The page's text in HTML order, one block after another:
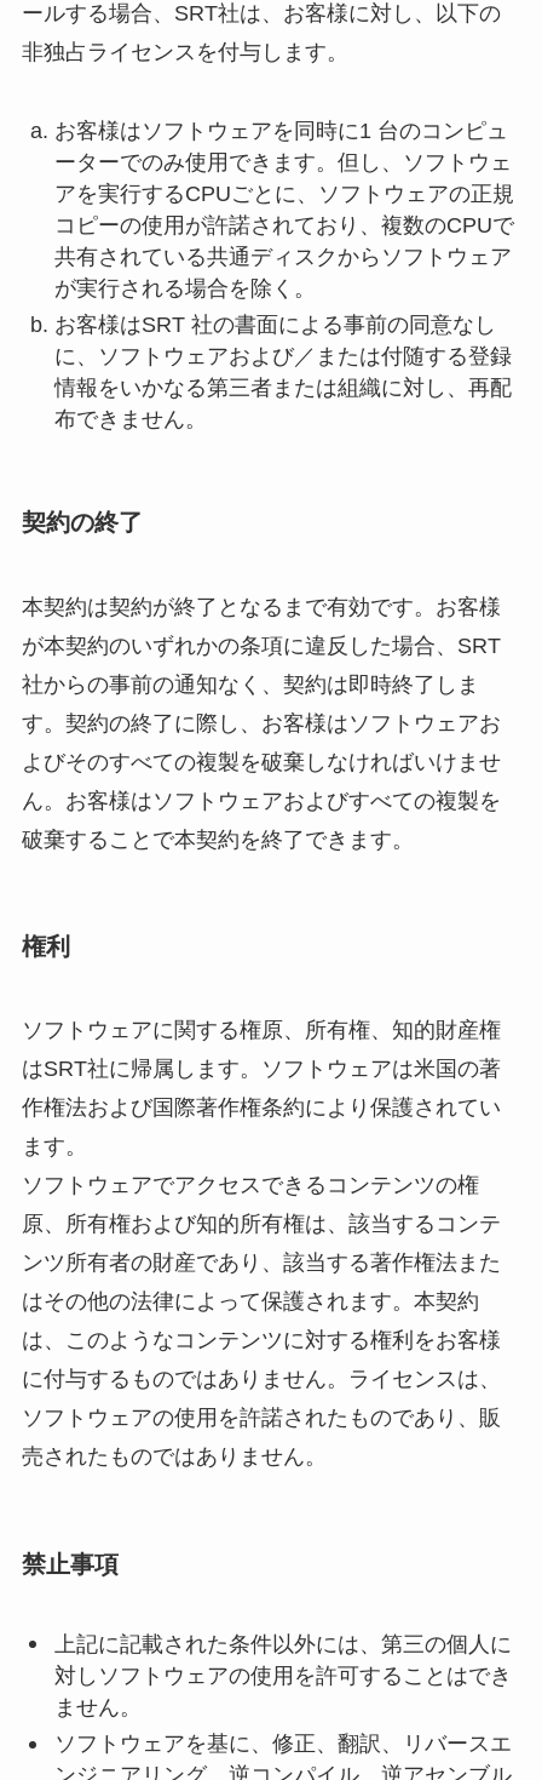
ールする場合、SRT社は、お客様に対し、以下の
非独占ライセンスを付与します。
お客様はソフトウェアを同時に1 台のコンピュ
ーターでのみ使用できます。但し、ソフトウェ
アを実行するCPUごとに、ソフトウェアの正規
コピーの使用が許諾されており、複数のCPUで
共有されている共通ディスクからソフトウェア
が実行される場合を除く。
お客様はSRT 社の書面による事前の同意なし
に、ソフトウェアおよび／または付随する登録
情報をいかなる第三者または組織に対し、再配
布できません。
契約の終了
本契約は契約が終了となるまで有効です。お客様
が本契約のいずれかの条項に違反した場合、SRT
社からの事前の通知なく、契約は即時終了しま
す。契約の終了に際し、お客様はソフトウェアお
よびそのすべての複製を破棄しなければいけませ
ん。お客様はソフトウェアおよびすべての複製を
破棄することで本契約を終了できます。
権利
ソフトウェアに関する権原、所有権、知的財産権
はSRT社に帰属します。ソフトウェアは米国の著
作権法および国際著作権条約により保護されてい
ます。
ソフトウェアでアクセスできるコンテンツの権
原、所有権および知的所有権は、該当するコンテ
ンツ所有者の財産であり、該当する著作権法また
はその他の法律によって保護されます。本契約
は、このようなコンテンツに対する権利をお客様
に付与するものではありません。ライセンスは、
ソフトウェアの使用を許諾されたものであり、販
売されたものではありません。
禁止事項
上記に記載された条件以外には、第三の個人に
対しソフトウェアの使用を許可することはでき
ません。
ソフトウェアを基に、修正、翻訳、リバースエ